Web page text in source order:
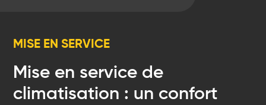
MISE EN SERVICE
Mise en service de
climatisation : un confort